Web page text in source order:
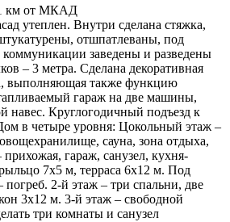
км от МКАД
утеплен. Внутри сделана стяжка,
отшпатлеваны, под
коммуникации заведены и разведены
– 3 метра. Сделана декоративная
выполняющая также функцию
гараж на две машины,
навес. Круглогодичный подъезд к
в четыре уровня: Цокольный этаж –
сауна, зона отдыха,
гараж, санузел, кухня-
7х5 м, терраса 6х12 м. Под
2-й этаж – три спальни, две
3х12 м. 3-й этаж – свободной
три комнаты и санузел